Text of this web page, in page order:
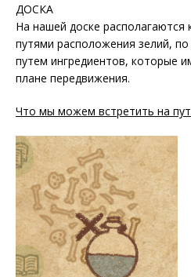
ДОСКА
На нашей доске
путями расположения зелий,
путем ингредиентов, которые
плане передвижения.
Что мы можем встретить на